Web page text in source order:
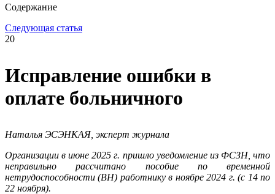
Содержание
Следующая статья
20
Исправление ошибки в
оплате больничного
Наталья ЭСЭНКАЯ, эксперт журнала
Организации в июне 2025 г. пришло уведомление из ФСЗН, что
неправильно рассчитано пособие по временной
нетрудоспособности (ВН) работнику в ноябре 2024 г. (с 14 по
22 ноября).